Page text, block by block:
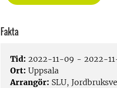
Fakta
Tid: 2022-11-09 - 2022-
Ort: Uppsala
Arrangör: SLU,